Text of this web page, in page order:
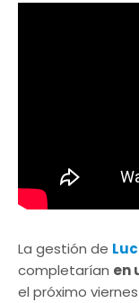
La gestión de
completarían en
el próximo